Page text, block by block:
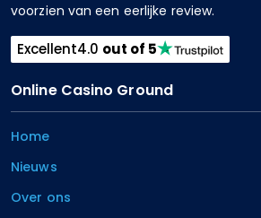
voorzien van een eerlijke review.
Excellent4.0 out of 5
Online Casino Ground
Home
Nieuws
Over ons